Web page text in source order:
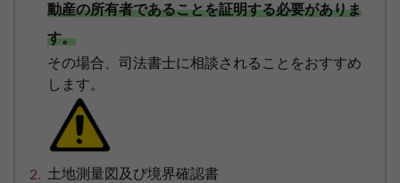
動産の所有者であることを証明する必要がありま
す。
その場合、司法書士に相談されることをおすすめ
します。
土地測量図及び境界確認書